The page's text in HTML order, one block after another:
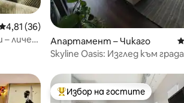
оценка: 4,81 от 5, 36 отзива
4,81 (36)
– личен
Апартамент – Чикаго
Skyline Oasis: Изглед към
Най-популярен избор на
Избор на гостите